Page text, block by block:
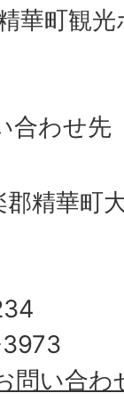
華町観
合わせ先
精華町
問い合わ